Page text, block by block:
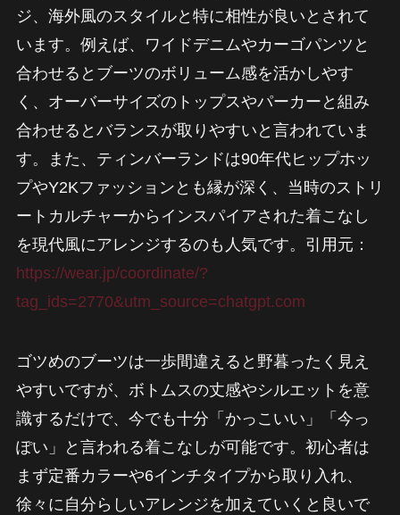
ジ、海外風のスタイルと特に相性が良いとされて
います。例えば、ワイドデニムやカーゴパンツと
合わせるとブーツのボリューム感を活かしやす
く、オーバーサイズのトップスやパーカーと組み
合わせるとバランスが取りやすいと言われていま
す。また、ティンバーランドは90年代ヒップホッ
プやY2Kファッションとも縁が深く、当時のストリ
ートカルチャーからインスパイアされた着こなし
を現代風にアレンジするのも人気です。引用元：
https://wear.jp/coordinate/?
tag_ids=2770&utm_source=chatgpt.com
ゴツめのブーツは一歩間違えると野暮ったく見え
やすいですが、ボトムスの丈感やシルエットを意
識するだけで、今でも十分「かっこいい」「今っ
ぽい」と言われる着こなしが可能です。初心者は
まず定番カラーや6インチタイプから取り入れ、
徐々に自分らしいアレンジを加えていくと良いで